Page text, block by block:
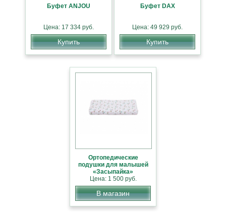
Буфет ANJOU
Цена: 17 334 руб.
Купить
Буфет DAX
Цена: 49 929 руб.
Купить
Ортопедические
подушки для малышей
«Засыпайка»
Цена: 1 500 руб.
В магазин